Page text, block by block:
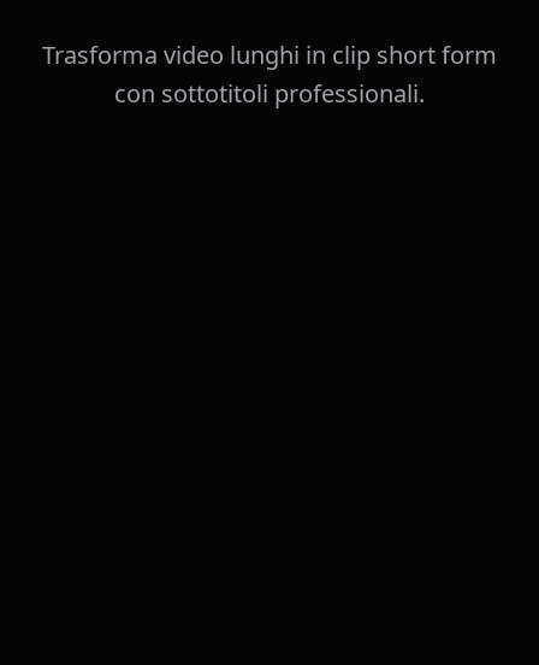
Trasforma video lunghi in clip short form
con sottotitoli professionali.